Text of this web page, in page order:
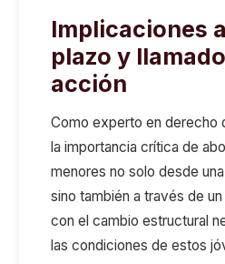
Implicaciones
plazo y
acción
Como experto en derecho
la importancia crítica de
menores no solo desde
sino también a través de
con el cambio estructural
las condiciones de estos